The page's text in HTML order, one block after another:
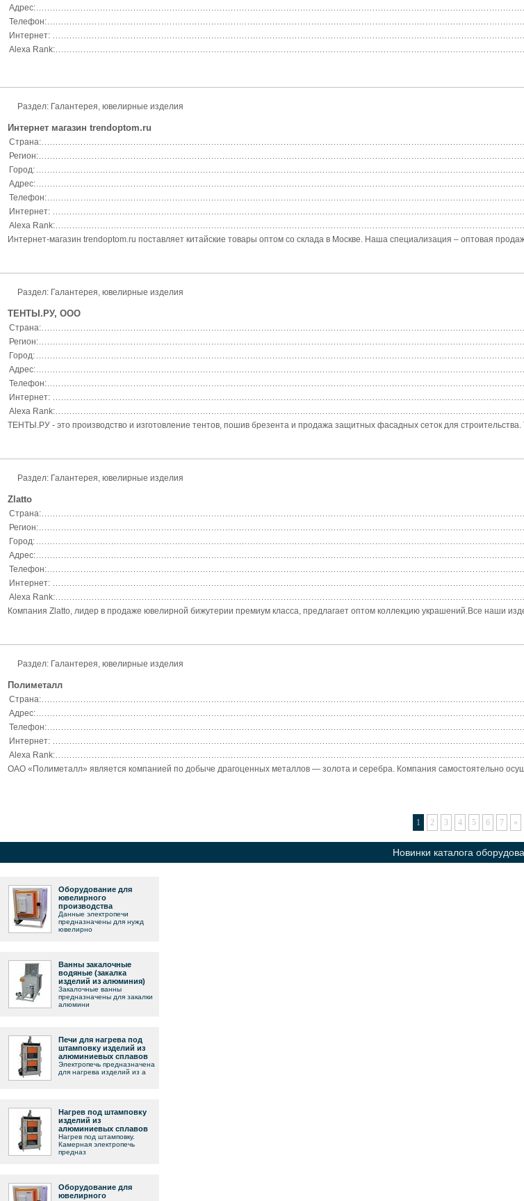
Адрес:
Телефон:
Интернет:
Alexa Rank:
Раздел: Галантерея, ювелирные изделия
Интернет магазин trendoptom.ru
Страна:
Регион:
Город:
Адрес:
Телефон:
Интернет:
Alexa Rank:
Интернет-магазин trendoptom.ru поставляет китайские товары оптом со склада в Москве. Наша специализация – оптовая
Раздел: Галантерея, ювелирные изделия
ТЕНТЫ.РУ, ООО
Страна:
Регион:
Город:
Адрес:
Телефон:
Интернет:
Alexa Rank:
ТЕНТЫ.РУ - это производство и изготовление тентов, пошив брезента и продажа защитных фасадных сеток для
Раздел: Галантерея, ювелирные изделия
Zlatto
Страна:
Регион:
Город:
Адрес:
Телефон:
Интернет:
Alexa Rank:
Компания Zlatto, лидер в продаже ювелирной бижутерии премиум класса, предлагает оптом коллекцию украшений.Все наши
Раздел: Галантерея, ювелирные изделия
Полиметалл
Страна:
Адрес:
Телефон:
Интернет:
Alexa Rank:
ОАО «Полиметалл» является компанией по добыче драгоценных металлов — золота и серебра. Компания самостоятельно
1 2 3 4 5 6 7 »
Новинки каталога
Оборудование для
ювелирного
производства
Данные электропечи
предназначены для нужд
ювелирно
Ванны закалочные
водяные (закалка
изделий из алюминия)
Закалочные ванны
предназначены для закалки
алюмини
Печи для нагрева под
штамповку изделий из
алюминиевых сплавов
Электропечь предназначена
для нагрева изделий из а
Нагрев под штамповку
изделий из
алюминиевых сплавов
Нагрев под штамповку.
Камерная электропечь
предназ
Оборудование для
ювелирного